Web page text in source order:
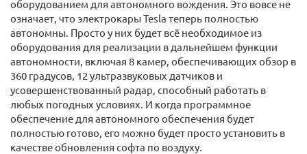
оборудованием для автономного вождения. Это вовсе не
означает, что электрокары Tesla теперь полностью
автономны. Просто у них будет всё необходимое из
оборудования для реализации в дальнейшем функции
автономности, включая 8 камер, обеспечивающих обзор в
360 градусов, 12 ультразвуковых датчиков и
усовершенствованный радар, способный работать в
любых погодных условиях. И когда программное
обеспечение для автономного обеспечения будет
полностью готово, его можно будет просто установить в
качестве обновления софта по воздуху.